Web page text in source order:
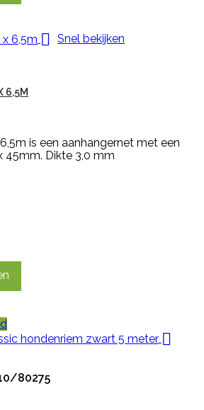
 Snel bekijken
6,5M
is een aanhangernet met een
45mm. Dikte 3,0 mm

80275